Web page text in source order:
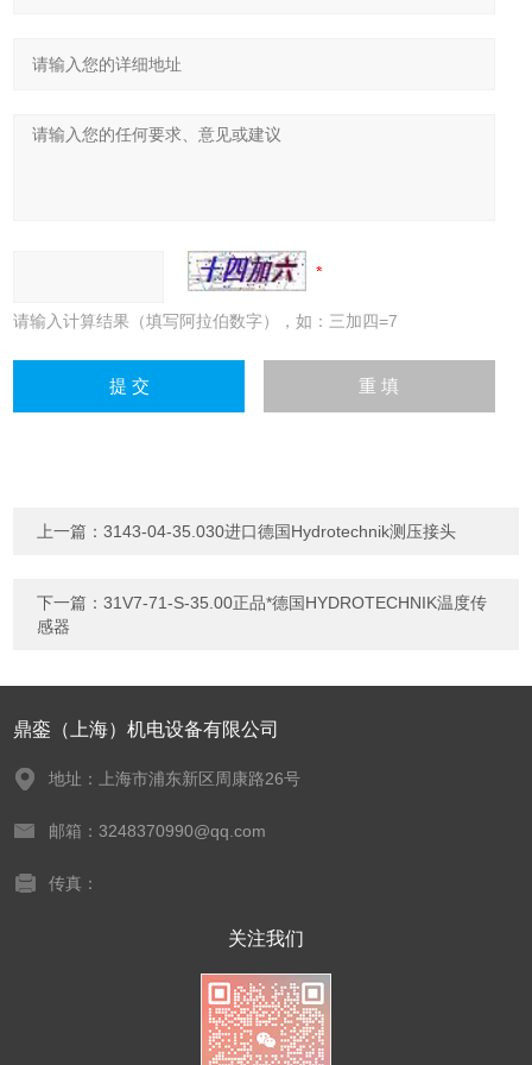
请输入计算结果（填写阿拉伯数字），如：三加四=7
上一篇：3143-04-35.030进口德国Hydrotechnik测压接头
下一篇：31V7-71-S-35.00正品*德国HYDROTECHNIK温度传
感器
鼎銮（上海）机电设备有限公司
地址：上海市浦东新区周康路26号
邮箱：3248370990@qq.com
传真：
关注我们